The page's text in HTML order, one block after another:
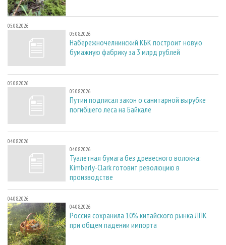
05.08.2026
05.08.2026
Набережночелнинский КБК построит новую
бумажную фабрику за 3 млрд рублей
05.08.2026
05.08.2026
Путин подписал закон о санитарной вырубке
погибшего леса на Байкале
04.08.2026
04.08.2026
Туалетная бумага без древесного волокна:
Kimberly-Clark готовит революцию в
производстве
04.08.2026
04.08.2026
Россия сохранила 10% китайского рынка ЛПК
при общем падении импорта